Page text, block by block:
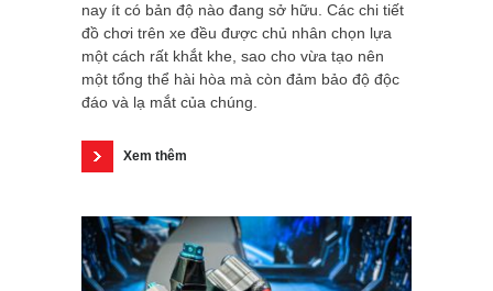
nay ít có bản độ nào đang sở hữu. Các chi tiết
đồ chơi trên xe đều được chủ nhân chọn lựa
một cách rất khắt khe, sao cho vừa tạo nên
một tổng thể hài hòa mà còn đảm bảo độ độc
đáo và lạ mắt của chúng.
Xem thêm